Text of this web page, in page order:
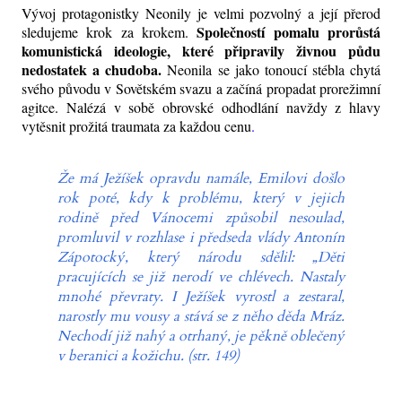
Vývoj protagonistky Neonily je velmi pozvolný a její přerod
sledujeme krok za krokem.Společností pomalu prorůstá
komunistická ideologie, které připravily živnou půdu
nedostatek a chudoba. Neonila se jako tonoucí stébla chytá
svého původu v Sovětském svazu a začíná propadat prorežimní
agitce. Nalézá v sobě obrovské odhodlání navždy z hlavy
vytěsnit prožitá traumata za každou cenu.
Že má Ježíšek opravdu namále, Emilovi došlo
rok poté, kdy k problému, který v jejich
rodině před Vánocemi způsobil nesoulad,
promluvil v rozhlase i předseda vlády Antonín
Zápotocký, který národu sdělil: „Děti
pracujících se již nerodí ve chlévech. Nastaly
mnohé převraty. I Ježíšek vyrostl a zestaral,
narostly mu vousy a stává se z něho děda Mráz.
Nechodí již nahý a otrhaný, je pěkně oblečený
v beranici a kožichu. (str. 149)